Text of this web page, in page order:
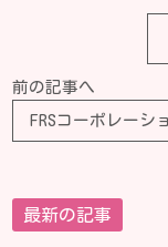
前の記事へ
最新の記事